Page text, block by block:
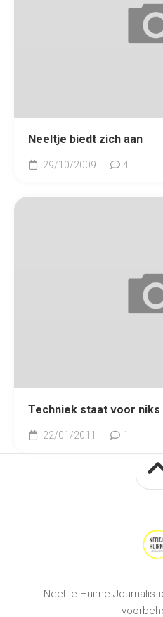
Neeltje biedt zich aan
29/10/2009 4
Techniek staat voor niks
22/01/2011 1
Neeltje Huirne